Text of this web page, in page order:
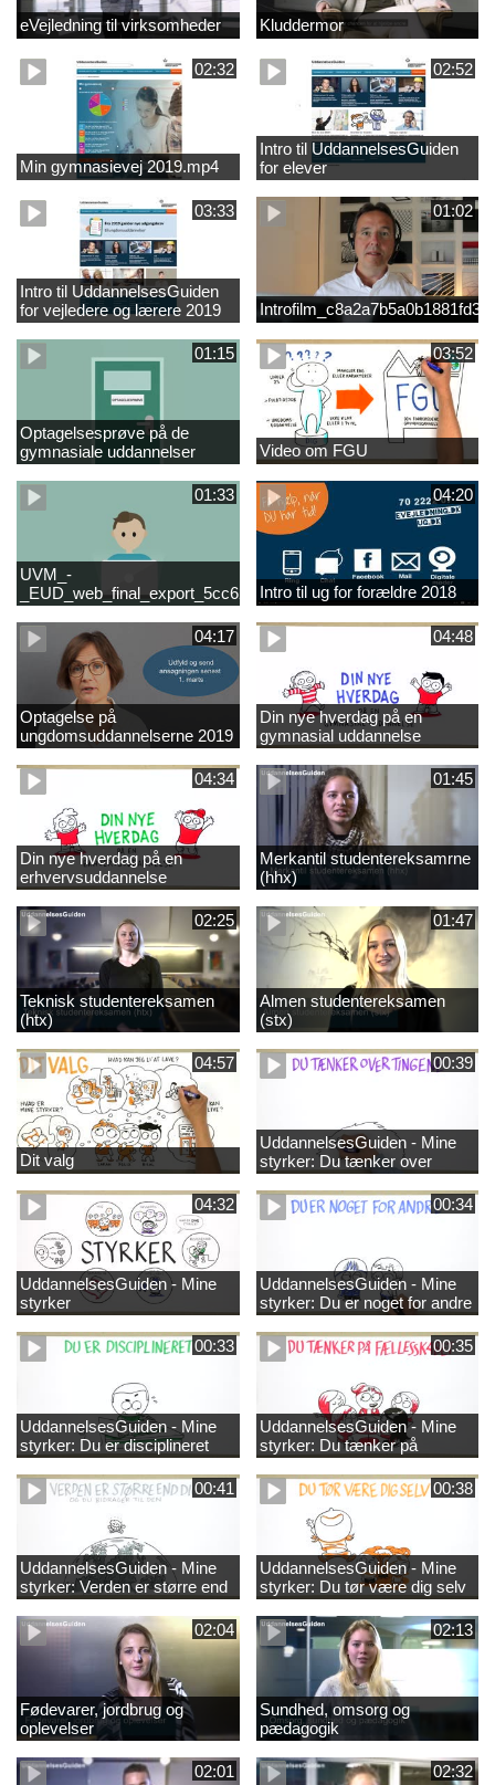
eVejledning til virksomheder Kluddermor
02:32
Min gymnasievej 2019.mp4
02:52
Intro til UddannelsesGuiden
for elever
03:33
Intro til UddannelsesGuiden
for vejledere og lærere 2019
01:02
01:15
Optagelsesprøve på de
gymnasiale uddannelser
03:52
Video om FGU
01:33
UVM_-
04:20
Intro til ug for forældre 2018
04:17
Optagelse på
ungdomsuddannelserne 2019
04:48
Din nye hverdag på en
gymnasial uddannelse
04:34
Din nye hverdag på en
erhvervsuddannelse
01:45
Merkantil studentereksamrne
(hhx)
02:25
Teknisk studentereksamen
(htx)
01:47
Almen studentereksamen
(stx)
04:57
Dit valg
00:39
UddannelsesGuiden - Mine
styrker: Du tænker over
tingene
04:32
UddannelsesGuiden - Mine
styrker
00:34
UddannelsesGuiden - Mine
styrker: Du er noget for andre
00:33
UddannelsesGuiden - Mine
styrker: Du er disciplineret
00:35
UddannelsesGuiden - Mine
styrker: Du tænker på
fællesskabet
00:41
UddannelsesGuiden - Mine
styrker: Verden er større end
dig og du bidrager til den
00:38
UddannelsesGuiden - Mine
styrker: Du tør være dig selv
02:04
Fødevarer, jordbrug og
oplevelser
02:13
Sundhed, omsorg og
pædagogik
02:01 02:32